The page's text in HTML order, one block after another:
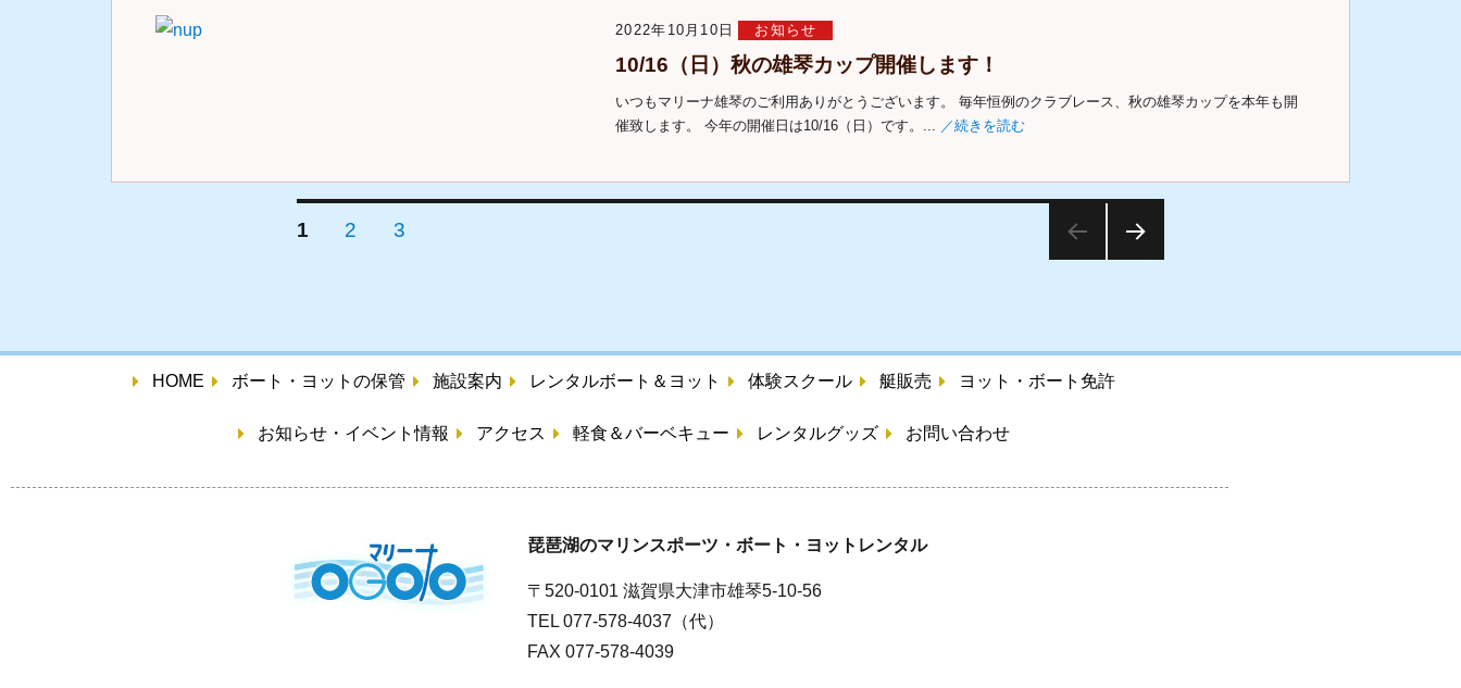
2022年10月10日 お知らせ
10/16（日）秋の雄琴カップ開催します！
いつもマリーナ雄琴のご利用ありがとうございます。 毎年恒例のクラブレース、秋の雄琴カップを本年も開
催致します。 今年の開催日は10/16（日）です。...
／続きを読む
1 2
3
HOME ボート・ヨットの保管 施設案内 レンタルボート＆ヨット 体験スクール 艇販売 ヨット・ボート免許
お知らせ・イベント情報 アクセス 軽食＆バーベキュー レンタルグッズ お問い合わせ
琵琶湖のマリンスポーツ・ボート・ヨットレンタル
〒520-0101 滋賀県大津市雄琴5-10-56
TEL 077-578-4037（代）
FAX 077-578-4039